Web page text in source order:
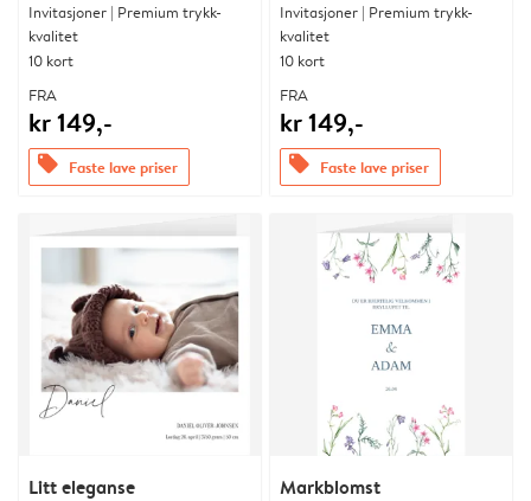
Invitasjoner | Premium trykk-
kvalitet
10 kort
FRA
kr 149,-
offers Faste lave priser
Invitasjoner | Premium trykk-
kvalitet
10 kort
FRA
kr 149,-
offers Faste lave priser
Litt eleganse Markblomst